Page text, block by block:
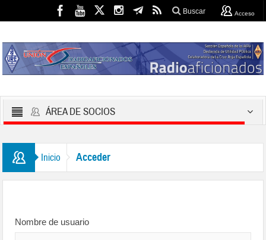
Buscar Acceso
ÁREA DE SOCIOS
Inicio Acceder
Nombre de usuario